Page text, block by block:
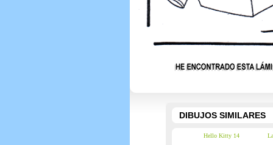
DIBUJOS SIMILARES
Hello Kitty 14